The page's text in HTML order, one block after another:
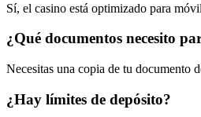
Sí, el casino está optimizado para
¿Qué documentos necesito
Necesitas una copia de tu documento
¿Hay límites de depósito?